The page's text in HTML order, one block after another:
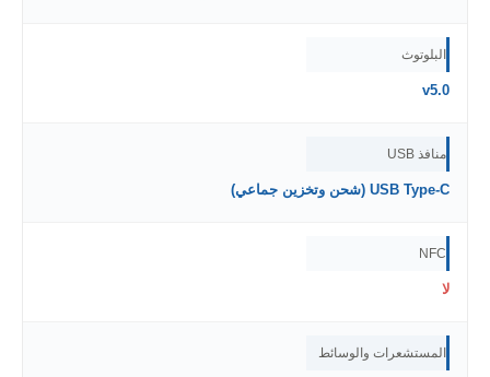
البلوتوث
v5.0
منافذ USB
USB Type-C (شحن وتخزين جماعي)
NFC
لا
المستشعرات والوسائط